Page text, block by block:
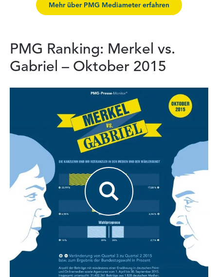
Mehr über PMG Mediameter erfahren
PMG Ranking: Merkel vs.
Gabriel – Oktober 2015